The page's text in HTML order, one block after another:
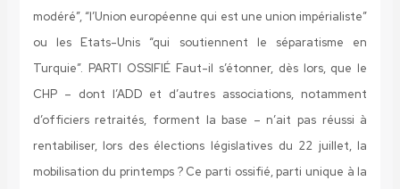
modéré”, “l’Union européenne qui est une union impérialiste”
ou les Etats-Unis “qui soutiennent le séparatisme en
Turquie”. PARTI OSSIFIÉFaut-il s’étonner, dès lors, que le
CHP – dont l’ADD et d’autres associations, notamment
d’officiers retraités, forment la base – n’ait pas réussi à
rentabiliser, lors des élections législatives du 22 juillet, la
mobilisation du printemps ? Ce parti ossifié, parti unique à la